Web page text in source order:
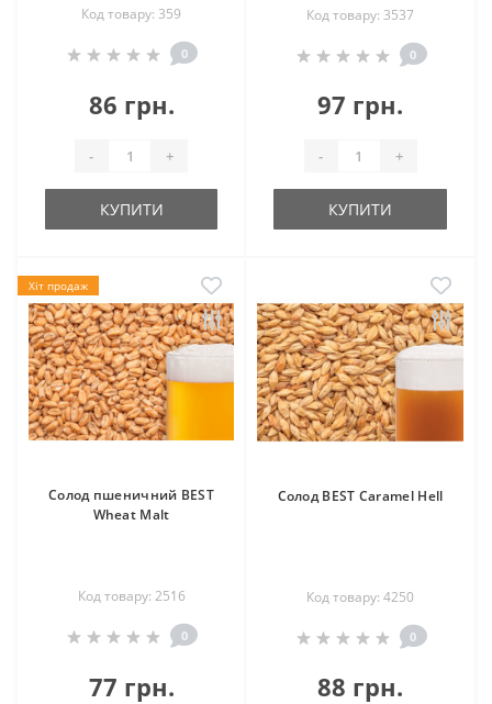
Код товару: 359
0
86 грн.
- +
КУПИТИ
Код товару: 3537
0
97 грн.
- +
КУПИТИ
Хіт продаж
Солод пшеничний BEST
Wheat Malt
Код товару: 2516
0
77 грн.
Солод BEST Caramel Hell
Код товару: 4250
0
88 грн.